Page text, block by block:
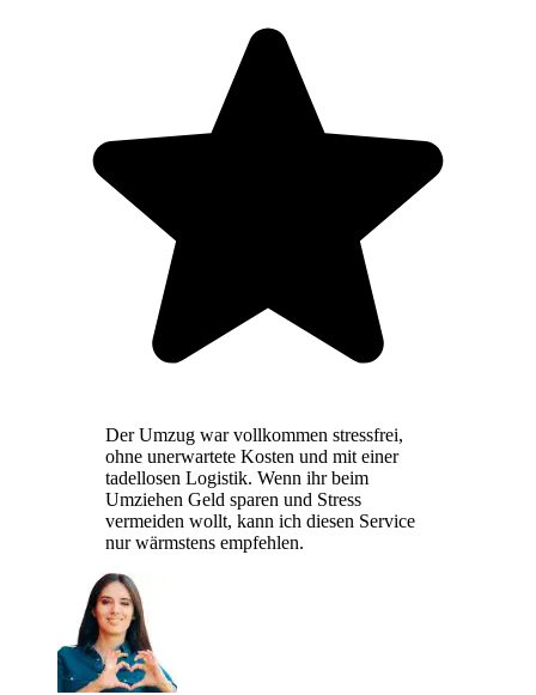
Der Umzug war vollkommen stressfrei,
ohne unerwartete Kosten und mit einer
tadellosen Logistik. Wenn ihr beim
Umziehen Geld sparen und Stress
vermeiden wollt, kann ich diesen Service
nur wärmstens empfehlen.